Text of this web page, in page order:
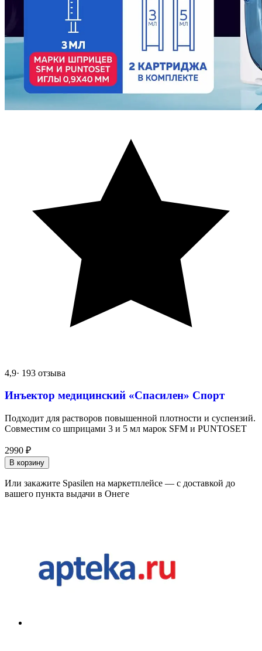
4,9· 193 отзыва
Инъектор медицинский «Спасилен» Спорт
Подходит для растворов повышенной плотности и суспензий.
Совместим со шприцами 3 и 5 мл марок SFM и PUNTOSET
2990 ₽
В корзину
Или закажите Spasilen на маркетплейсе — с доставкой до
вашего пункта выдачи в Онеге